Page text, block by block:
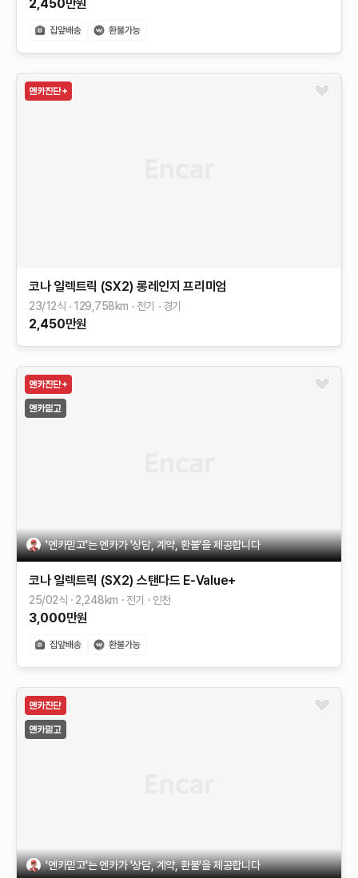
2,450만원
코나 일렉트릭 (SX2) 롱레인지 프리미엄
23/12식 129,758km 전기 경기
2,450만원
'엔카믿고'는 엔카가 '상담, 계약, 환불'을 제공합니다
코나 일렉트릭 (SX2) 스탠다드 E-Value+
25/02식 2,248km 전기 인천
3,000만원
'엔카믿고'는 엔카가 '상담, 계약, 환불'을 제공합니다